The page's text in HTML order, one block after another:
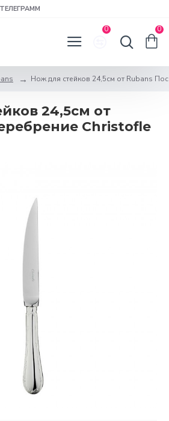
0 0
Нож для стейков 24,5см от Rubans
24,5см от
Christofle